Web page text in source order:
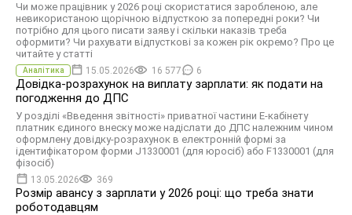
Чи може працівник у 2026 році скористатися заробленою, але
невикористаною щорічною відпусткою за попередні роки? Чи
потрібно для цього писати заяву і скільки наказів треба
оформити? Чи рахувати відпусткові за кожен рік окремо? Про це
читайте у статті
Аналітика 15.05.2026 16 577 6
Довідка-розрахунок на виплату зарплати: як подати на
погодження до ДПС
У розділі «Введення звітності» приватної частини Е-кабінету
платник єдиного внеску може надіслати до ДПС належним чином
оформлену довідку-розрахунок в електронній формі за
ідентифікатором форми J1330001 (для юросіб) або F1330001 (для
фізосіб)
13.05.2026 369
Розмір авансу з зарплати у 2026 році: що треба знати
роботодавцям